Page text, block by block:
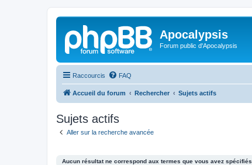
Apocalypsis
Forum public d'Apocalypsis
Raccourcis FAQ
Accueil du forum Rechercher Sujets actifs
Sujets actifs
Aller sur la recherche avancée
Aucun résultat ne correspond aux termes que vous avez spécifiés.